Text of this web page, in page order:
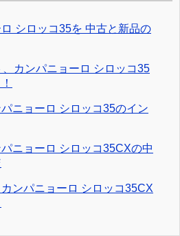
シロッコ35を 中古と新品の
カンパニョーロ シロッコ35
ニョーロ シロッコ35のイン
ニョーロ シロッコ35CXの中
ンパニョーロ シロッコ35CX